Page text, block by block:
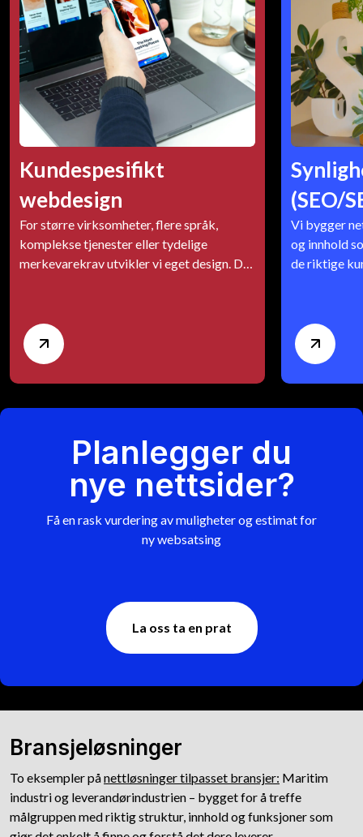
Kundespesifikt
webdesign
For større virksomheter, flere språk,
komplekse tjenester eller tydelige
merkevarekrav utvikler vi eget design. Da
(SEO/
Vi bygger
og innhold
de riktige
Planlegger du
nye nettsider?
Få en rask vurdering av muligheter og estimat for
ny websatsing
La oss ta en prat
Bransjeløsninger
To eksempler pånettløsninger tilpasset bransjer: Maritim
industri og leverandørindustrien – bygget for å treffe
målgruppen med riktig struktur, innhold og funksjoner som